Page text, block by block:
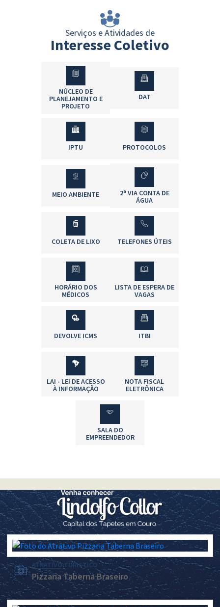
Serviços e Atividades de
Interesse Coletivo
NÚCLEO DE
PLANEJAMENTO E
PROJETO
DAT
IPTU PROTOCOLOS
MEIO AMBIENTE
2ª VIA CONTA DE
ÁGUA
COLETA DE LIXO TELEFONES ÚTEIS
HORÁRIO DOS
MÉDICOS
LISTA DE ESPERA DE
VAGAS
DEVOLVE ICMS ITBI
LAI - LEI DE ACESSO
À INFORMAÇÃO
NOTA FISCAL
ELETRÔNICA
SALA DO
EMPREENDEDOR
ATRATIVO TURÍSTICO
Pizzaria Taberna Braseiro